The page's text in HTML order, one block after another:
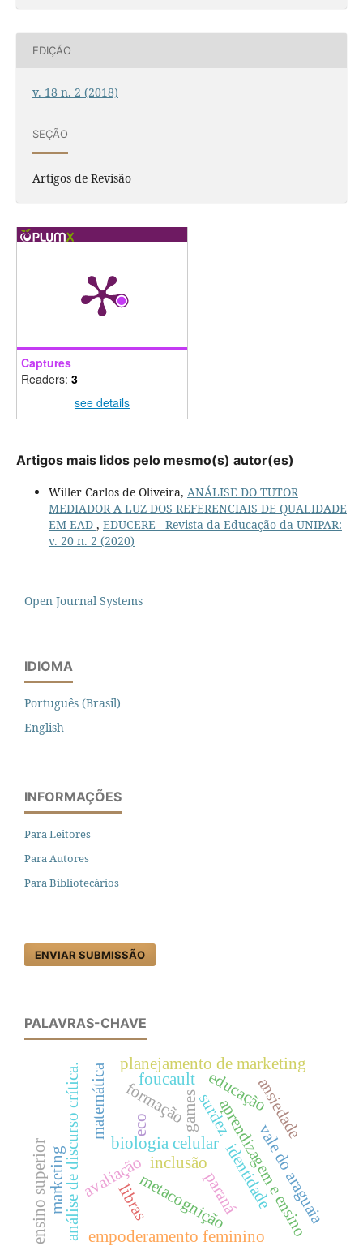
EDIÇÃO
v. 18 n. 2 (2018)
SEÇÃO
Artigos de Revisão
Captures
Readers: 3
see details
Artigos mais lidos pelo mesmo(s) autor(es)
Willer Carlos de Oliveira, ANÁLISE DO TUTOR
MEDIADOR A LUZ DOS REFERENCIAIS DE QUALIDADE
EM EAD , EDUCERE - Revista da Educação da UNIPAR:
v. 20 n. 2 (2020)
Open Journal Systems
IDIOMA
Português (Brasil)
English
INFORMAÇÕES
Para Leitores
Para Autores
Para Bibliotecários
ENVIAR SUBMISSÃO
PALAVRAS-CHAVE
avaliação
biologia celularaprendizagem e ensino
educação
análise de discurso crítica. metacognição
matemática games
marketing
planejamento de marketing
eco
formação
vale do araguaia
ensino superior
ansiedade
inclusão
surdez
libras
foucault
identidade
empoderamento feminino
paraná